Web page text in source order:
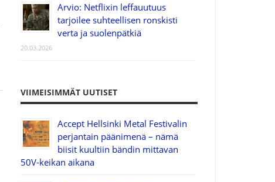
Arvio: Netflixin leffauutuus
tarjoilee suhteellisen ronskisti
verta ja suolenpätkiä
20.03.2026
VIIMEISIMMÄT UUTISET
Accept Hellsinki Metal Festivalin
perjantain päänimenä – nämä
biisit kuultiin bändin mittavan
50V-keikan aikana